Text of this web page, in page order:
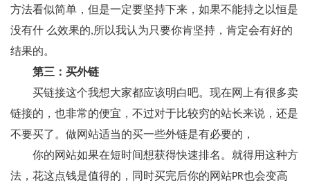
方法看似简单，但是一定要坚持下来，如果不能持之以恒是
没有什 么效果的,所以我认为只要你肯坚持，肯定会有好的
结果的。
第三：买外链
买链接这个我想大家都应该明白吧。现在网上有很多卖
链接的，也非常的便宜，不过对于比较穷的站长来说，还是
不要买了。做网站适当的买一些外链是有必要的，
你的网站如果在短时间想获得快速排名。就得用这种方
法，花这点钱是值得的，同时买完后你的网站PR也会变高